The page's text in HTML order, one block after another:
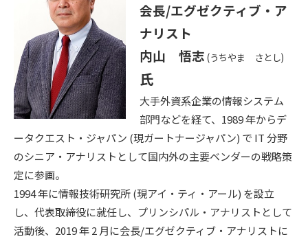
会長/エグゼクティブ・ア
ナリスト
内山 悟志 (うちやま さとし)
氏
大手外資系企業の情報システム
部門などを経て、1989 年からデ
ータクエスト・ジャパン (現ガートナージャパン) で IT 分野
のシニア・アナリストとして国内外の主要ベンダーの戦略策
定に参画。
1994 年に情報技術研究所 (現アイ・ティ・アール) を設立
し、代表取締役に就任し、プリンシパル・アナリストとして
活動後、2019 年 2 月に会長/エグゼクティブ・アナリストに